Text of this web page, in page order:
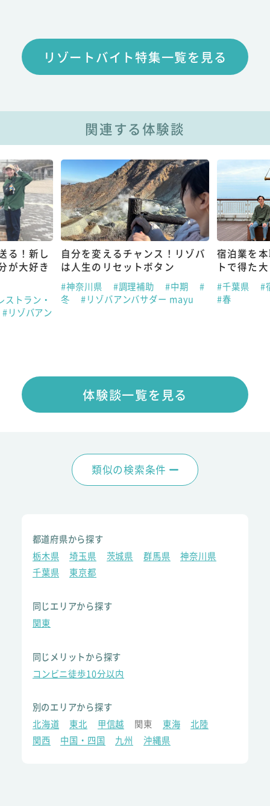
リゾートバイト特集一覧を見る
関連する体験談
る！新し
が大好き
ストラン・
#リゾバアン
自分を変えるチャンス！リゾバ
は人生のリセットボタン
#神奈川県 #調理補助 #中期
#
冬
#リゾバアンバサダー mayu
宿泊業を
トで得た
#千葉県
#
#春
体験談一覧を見る
類似の検索条件
都道府県から探す
栃木県
埼玉県 茨城県 群馬県
神奈川県
千葉県
東京都
同じエリアから探す
関東
同じメリットから探す
コンビニ徒歩10分以内
別のエリアから探す
北海道
東北 甲信越 関東 東海
北陸
関西
中国・四国 九州 沖縄県